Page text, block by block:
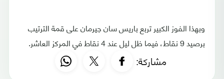
وبهذا الفوز الكبير تربع باريس سان جيرمان على قمة الترتيب
برصيد 9 نقاط، فيما ظل ليل عند 4 نقاط في المركز العاشر.
مشاركة: